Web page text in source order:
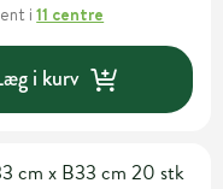
i11 centre
i kurv
cm x B33 cm 20 stk